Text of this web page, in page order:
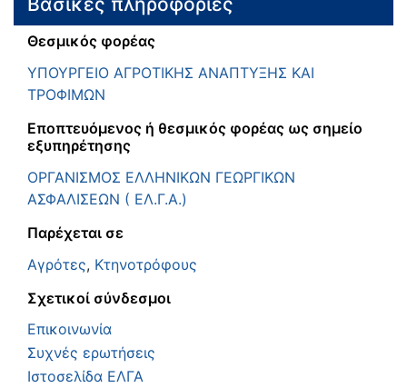
Θεσμικός φορέας
ΥΠΟΥΡΓΕΙΟ ΑΓΡΟΤΙΚΗΣ ΑΝΑΠΤΥΞΗΣ ΚΑΙ
ΤΡΟΦΙΜΩΝ
Εποπτευόμενος ή θεσμικός φορέας ως σημείο
εξυπηρέτησης
ΟΡΓΑΝΙΣΜΟΣ ΕΛΛΗΝΙΚΩΝ ΓΕΩΡΓΙΚΩΝ
ΑΣΦΑΛΙΣΕΩΝ ( ΕΛ.Γ.Α.)
Παρέχεται σε
Αγρότες, Κτηνοτρόφους
Σχετικοί σύνδεσμοι
Επικοινωνία
Συχνές ερωτήσεις
Ιστοσελίδα ΕΛΓΑ